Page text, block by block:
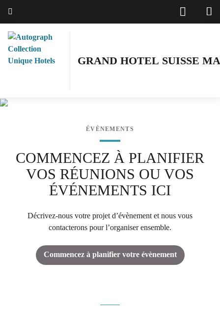
Skip
to
main
content
Texte du menu
GRAND HOTEL SUISSE
ÉVÈNEMENTS
COMMENCEZ À PLANIFIER
VOS RÉUNIONS OU VOS
ÉVÉNEMENTS ICI
Décrivez-nous votre projet d’évènement et nous vous
contacterons pour l’organiser ensemble.
Commencez à planifier votre évènement